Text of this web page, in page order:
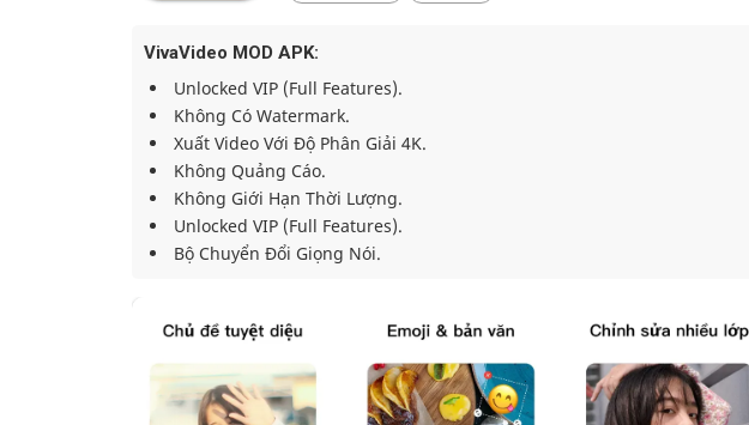
VivaVideo MOD APK:
Unlocked VIP (Full Features).
Không Có Watermark.
Xuất Video Với Độ Phân Giải 4K.
Không Quảng Cáo.
Không Giới Hạn Thời Lượng.
Unlocked VIP (Full Features).
Bộ Chuyển Đổi Giọng Nói.